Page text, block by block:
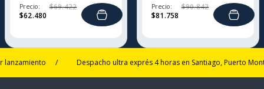
Precio:
$62.480
$69.422 Precio:
$81.758
$90.842
/ Despacho ultra exprés 4 horas en Santiago, Puerto Montt y